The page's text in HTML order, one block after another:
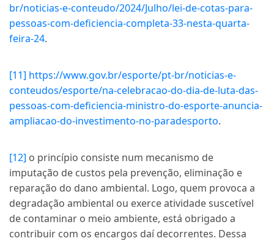
br/noticias-e-conteudo/2024/Julho/lei-de-cotas-para-
pessoas-com-deficiencia-completa-33-nesta-quarta-
feira-24.
[11] https://www.gov.br/esporte/pt-br/noticias-e-
conteudos/esporte/na-celebracao-do-dia-de-luta-das-
pessoas-com-deficiencia-ministro-do-esporte-anuncia-
ampliacao-do-investimento-no-paradesporto.
[12] o princípio consiste num mecanismo de
imputação de custos pela prevenção, eliminação e
reparação do dano ambiental. Logo, quem provoca a
degradação ambiental ou exerce atividade suscetível
de contaminar o meio ambiente, está obrigado a
contribuir com os encargos daí decorrentes. Dessa